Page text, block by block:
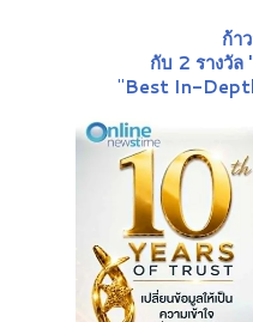
ก้า
กับ 2 รางวัล
"Best In-